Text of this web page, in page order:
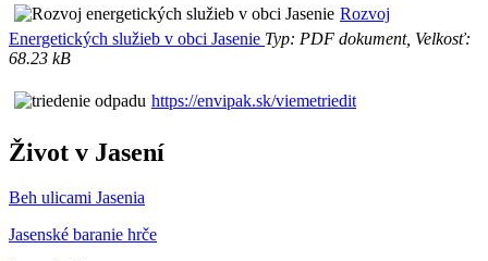
Rozvoj
Energetických služieb v obci Jasenie Typ: PDF dokument, Velkosť:
68.23 kB
https://envipak.sk/viemetriedit
Život v Jasení
Beh ulicami Jasenia
Jasenské baranie hrče